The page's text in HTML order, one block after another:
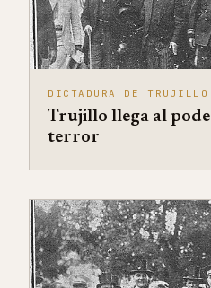
DICTADURA DE TRUJILLO
Trujillo llega al
terror